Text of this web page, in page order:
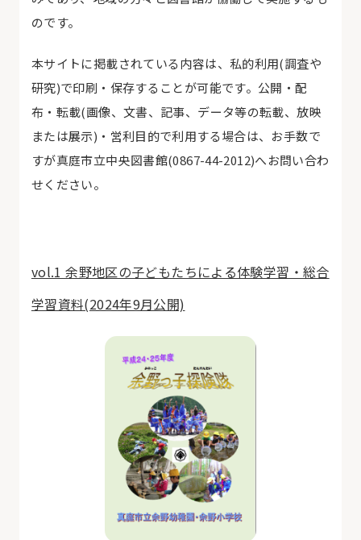
のです。
本サイトに掲載されている内容は、私的利用(調査や
研究)で印刷・保存することが可能です。公開・配
布・転載(画像、文書、記事、データ等の転載、放映
または展示)・営利目的で利用する場合は、お手数で
すが真庭市立中央図書館(0867-44-2012)へお問い合わ
せください。
vol.1 余野地区の子どもたちによる体験学習・総合
学習資料(2024年9月公開)